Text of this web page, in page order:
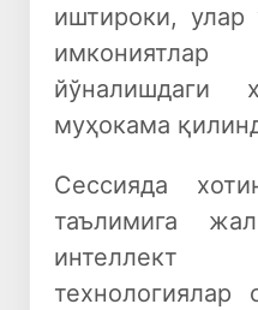
иштироки, улар
йўналишдаги
муҳокама
Сессияда
таълимига
технологиялар